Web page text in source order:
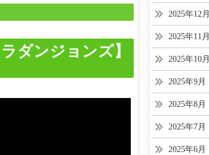
ダンジョンズ】
2025年12月
2025年11月
2025年10月
2025年9月
2025年8月
2025年7月
2025年6月